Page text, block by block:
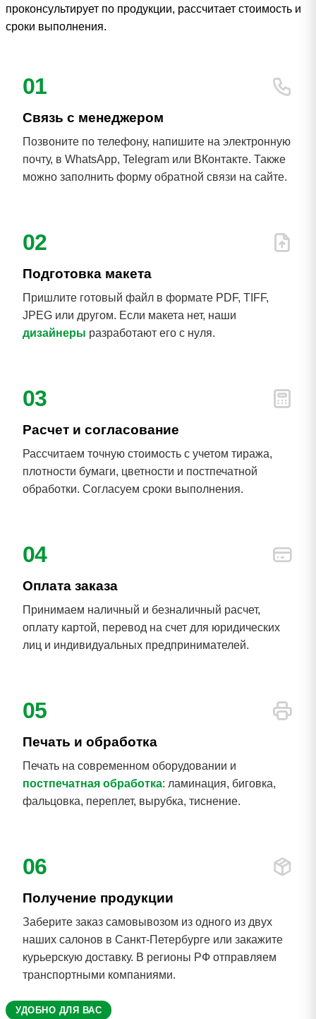
проконсультирует по продукции, рассчитает стоимость и
сроки выполнения.
01
Связь с менеджером
Позвоните по телефону, напишите на электронную
почту, в WhatsApp, Telegram или ВКонтакте. Также
можно заполнить форму обратной связи на сайте.
02
Подготовка макета
Пришлите готовый файл в формате PDF, TIFF,
JPEG или другом. Если макета нет, наши
дизайнеры разработают его с нуля.
03
Расчет и согласование
Рассчитаем точную стоимость с учетом тиража,
плотности бумаги, цветности и постпечатной
обработки. Согласуем сроки выполнения.
04
Оплата заказа
Принимаем наличный и безналичный расчет,
оплату картой, перевод на счет для юридических
лиц и индивидуальных предпринимателей.
05
Печать и обработка
Печать на современном оборудовании и
постпечатная обработка: ламинация, биговка,
фальцовка, переплет, вырубка, тиснение.
06
Получение продукции
Заберите заказ самовывозом из одного из двух
наших салонов в Санкт-Петербурге или закажите
курьерскую доставку. В регионы РФ отправляем
транспортными компаниями.
УДОБНО ДЛЯ ВАС